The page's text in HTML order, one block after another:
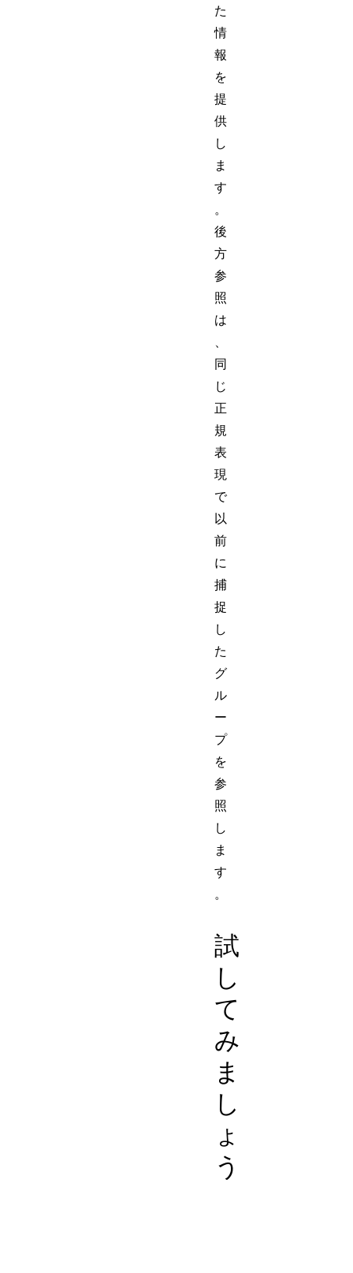
た
情
報
を
提
供
し
ま
す
。
後
方
参
照
は
同
じ
正
規
表
現
で
以
前
に
捕
捉
し
た
グ
ル
ー
プ
を
参
照
し
ま
す
。
試
し
て
み
ま
し
ょ
う